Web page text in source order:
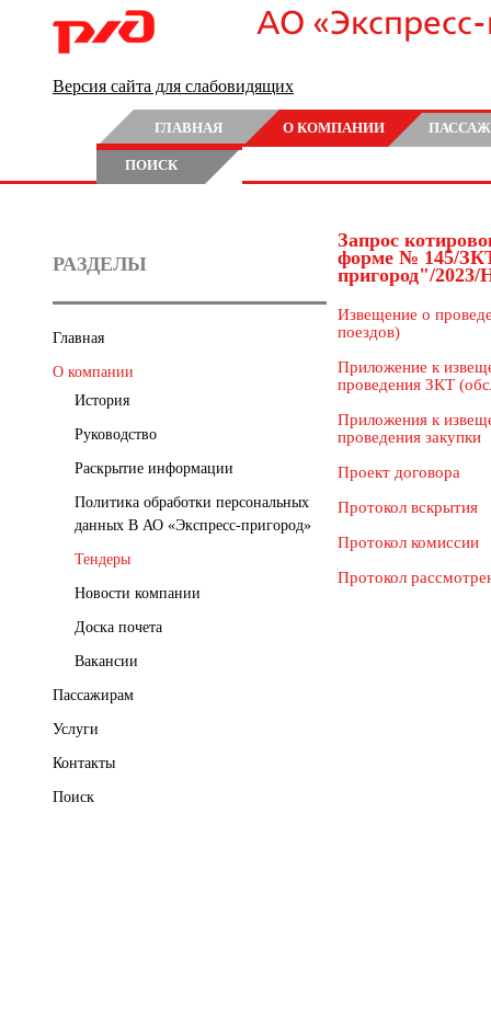
АО
Версия сайта для слабовидящих
ГЛАВНАЯ О КОМПАНИИ
ПОИСК
РАЗДЕЛЫ
Главная
О компании
История
Руководство
Раскрытие информации
Политика обработки персональных
данных В АО «Экспресс-пригород»
Тендеры
Новости компании
Доска почета
Вакансии
Пассажирам
Услуги
Контакты
Поиск
Запрос
форме № 145/
пригород"/
Извещение о
поездов)
Приложение к
проведения ЗКТ
Приложения к
проведения закупки
Проект договора
Протокол вскрытия
Протокол комиссии
Протокол